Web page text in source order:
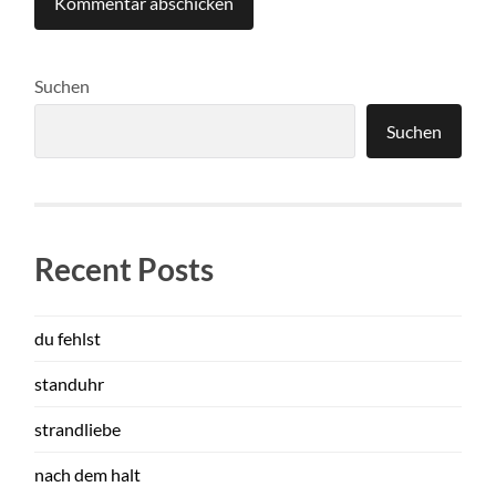
Suchen
Suchen
Recent Posts
du fehlst
standuhr
strandliebe
nach dem halt